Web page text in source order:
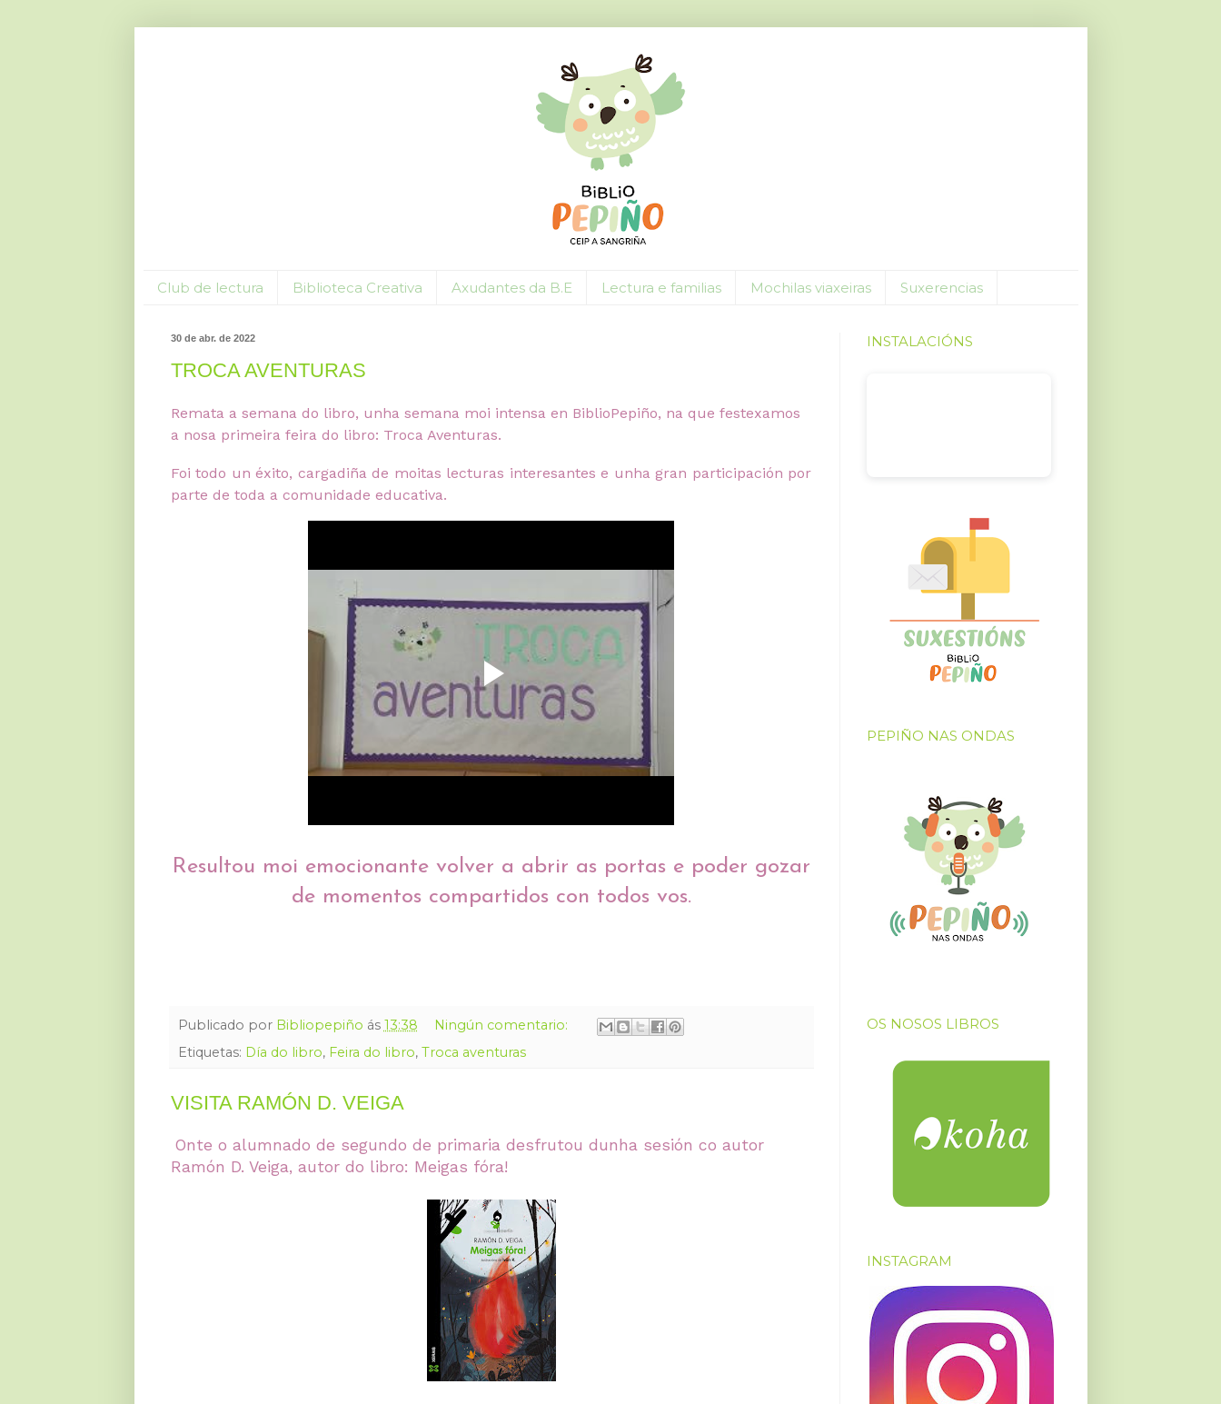
Club de lectura Biblioteca Creativa Axudantes da B.E Lectura e familias Mochilas viaxeiras Suxerencias
30 de abr. de 2022
TROCA AVENTURAS
Remata a semana do libro, unha semana moi intensa en BiblioPepiño, na que festexamos
a nosa primeira feira do libro: Troca Aventuras.
Foi todo un éxito, cargadiña de moitas lecturas interesantes e unha gran participación por
parte de toda a comunidade educativa.
Resultou moi emocionante volver a abrir as portas e poder gozar
de momentos compartidos con todos vos.
Publicado por Bibliopepiño ás 13:38
Ningún comentario:
Etiquetas: Día do libro, Feira do libro, Troca aventuras
VISITA RAMÓN D. VEIGA
Onte o alumnado de segundo de primaria desfrutou dunha sesión co autor
Ramón D. Veiga, autor do libro: Meigas fóra!
INSTALACIÓNS
PEPIÑO NAS ONDAS
OS NOSOS LIBROS
INSTAGRAM